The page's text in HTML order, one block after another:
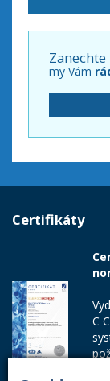
my Vám
Certifikáty
C